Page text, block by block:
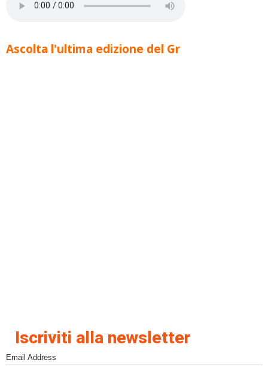
Ascolta l'ultima edizione del Gr
Iscriviti alla newsletter
Email Address